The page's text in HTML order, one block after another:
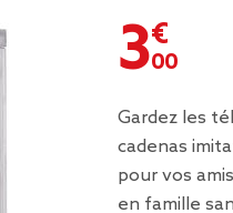
3,00 €
Gardez les
cadenas
pour vos
en famille